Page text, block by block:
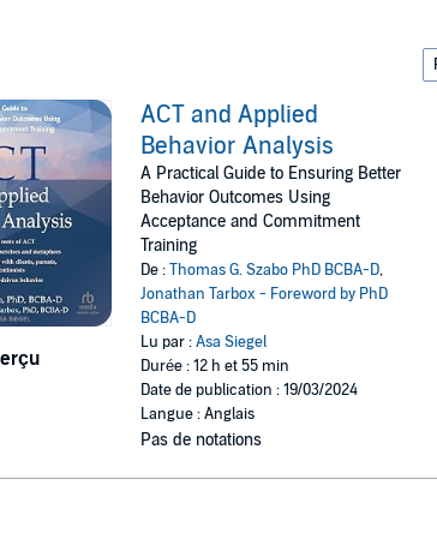
ACT and Applied
Behavior Analysis
A Practical Guide to Ensuring Better
Behavior Outcomes Using
Acceptance and Commitment
Training
De :Thomas G. Szabo PhD BCBA-D,
Jonathan Tarbox - Foreword by PhD
BCBA-D
Lu par :Asa Siegel
Durée : 12 h et 55 min
Date de publication : 19/03/2024
Langue : Anglais
Pas de notations